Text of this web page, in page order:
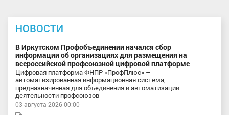
НОВОСТИ
В Иркутском Профобъединении начался сбор
информации об организациях для размещения на
всероссийской профсоюзной цифровой платформе
Цифровая платформа ФНПР «ПрофПлюс» –
автоматизированная информационная система,
предназначенная для объединения и автоматизации
деятельности профсоюзов
03 августа 2026 00:00